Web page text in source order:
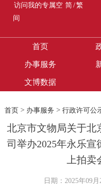
访问我的专属空
间
简/繁
首页
办事服务
文博数据
首页> 办事服务 > 行政许可公
北京市文物局关于北
司举办2025年永乐
上拍
日期：2025年09月